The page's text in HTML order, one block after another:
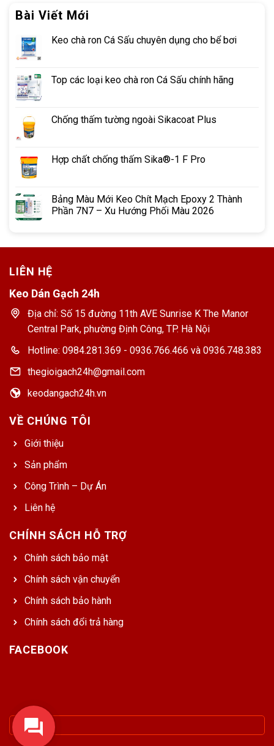
Bài Viết Mới
Keo chà ron Cá Sấu chuyên dụng cho bể bơi
Top các loại keo chà ron Cá Sấu chính hãng
Chống thấm tường ngoài Sikacoat Plus
Hợp chất chống thấm Sika®-1 F Pro
Bảng Màu Mới Keo Chít Mạch Epoxy 2 Thành
Phần 7N7 – Xu Hướng Phối Màu 2026
LIÊN HỆ
Keo Dán Gạch 24h
Địa chỉ: Số 15 đường 11th AVE Sunrise K The Manor
Central Park, phường Định Công, TP. Hà Nội
Hotline: 0984.281.369 - 0936.766.466 và 0936.748.383
thegioigach24h@gmail.com
keodangach24h.vn
VỀ CHÚNG TÔI
Giới thiệu
Sản phẩm
Công Trình – Dự Án
Liên hệ
CHÍNH SÁCH HỖ TRỢ
Chính sách bảo mật
Chính sách vận chuyển
Chính sách bảo hành
Chính sách đổi trả hàng
FACEBOOK